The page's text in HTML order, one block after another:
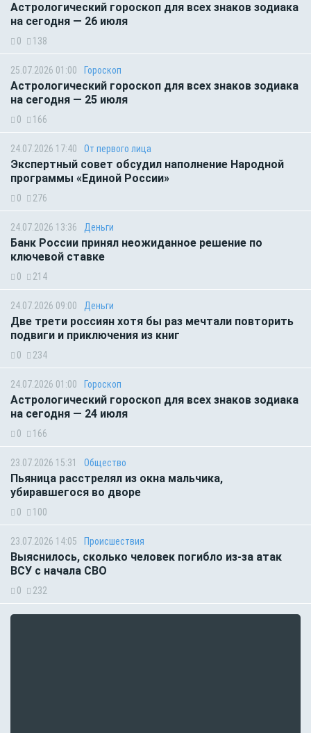
Астрологический гороскоп для всех знаков зодиака
на сегодня — 26 июля
0 138
25.07.2026 01:00 Гороскоп
Астрологический гороскоп для всех знаков зодиака
на сегодня — 25 июля
0 166
24.07.2026 17:40 От первого лица
Экспертный совет обсудил наполнение Народной
программы «Единой России»
0 276
24.07.2026 13:36 Деньги
Банк России принял неожиданное решение по
ключевой ставке
0 214
24.07.2026 09:00 Деньги
Две трети россиян хотя бы раз мечтали повторить
подвиги и приключения из книг
0 234
24.07.2026 01:00 Гороскоп
Астрологический гороскоп для всех знаков зодиака
на сегодня — 24 июля
0 166
23.07.2026 15:31 Общество
Пьяница расстрелял из окна мальчика,
убиравшегося во дворе
0 100
23.07.2026 14:05 Происшествия
Выяснилось, сколько человек погибло из-за атак
ВСУ с начала СВО
0 232